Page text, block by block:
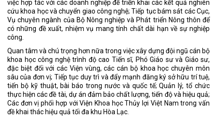
việc hợp tác với các doanh nghiệp để triển khai các kết quả nghiên
cứu khoa học và chuyển giao công nghệ; Tiếp tục bám sát các Cục,
Vụ chuyên ngành của Bộ Nông nghiệp và Phát triển Nông thôn để
có những đề xuất, nhiệm vụ mang tính chất dài hạn về sự nghiệp
công.
Quan tâm và chú trọng hơn nữa trong việc xây dựng đội ngũ cán bộ
khoa học công nghệ trình độ cao Tiến sĩ, Phó Giáo sư và Giáo sư,
đặc biệt đối với các Viện vùng, các cán bộ khoa học chuyên môn
sâu của đơn vị; Tiếp tục duy trì và đẩy mạnh đăng ký sở hữu trí tuệ,
tiến bộ kỹ thuật, bài báo trong nước và quốc tế; Quản lý, tổ chức
thực hiện các đề tài, dự án đảm bảo chất lượng, tiến độ và hiệu quả;
Các đơn vị phối hợp với Viện Khoa học Thủy lợi Việt Nam trong vấn
đề khai thác hiệu quả tối đa khu Hòa Lạc.